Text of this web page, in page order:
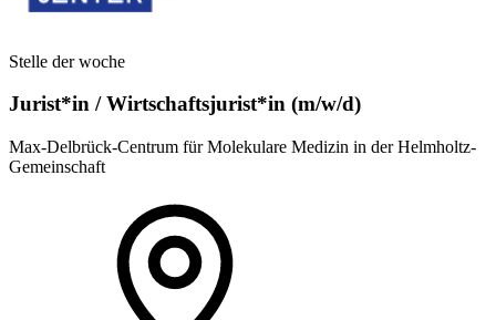
Stelle der woche
Jurist*in / Wirtschafts­jurist*in (m/w/d)
Max-Delbrück-Centrum für Molekulare Medizin in der Helmholtz-
Gemeinschaft